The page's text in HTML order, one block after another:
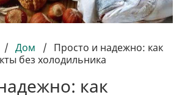
/ Дом / Просто и надежно: как
без холодильника
как